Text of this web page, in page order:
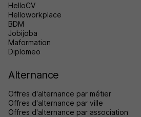
HelloCV
Helloworkplace
BDM
Jobijoba
Maformation
Diplomeo
Alternance
Offres d'alternance par métier
Offres d'alternance par ville
Offres d'alternance par association